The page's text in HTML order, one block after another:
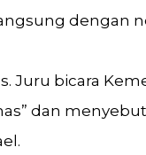
dengan
Juru bicara
dan